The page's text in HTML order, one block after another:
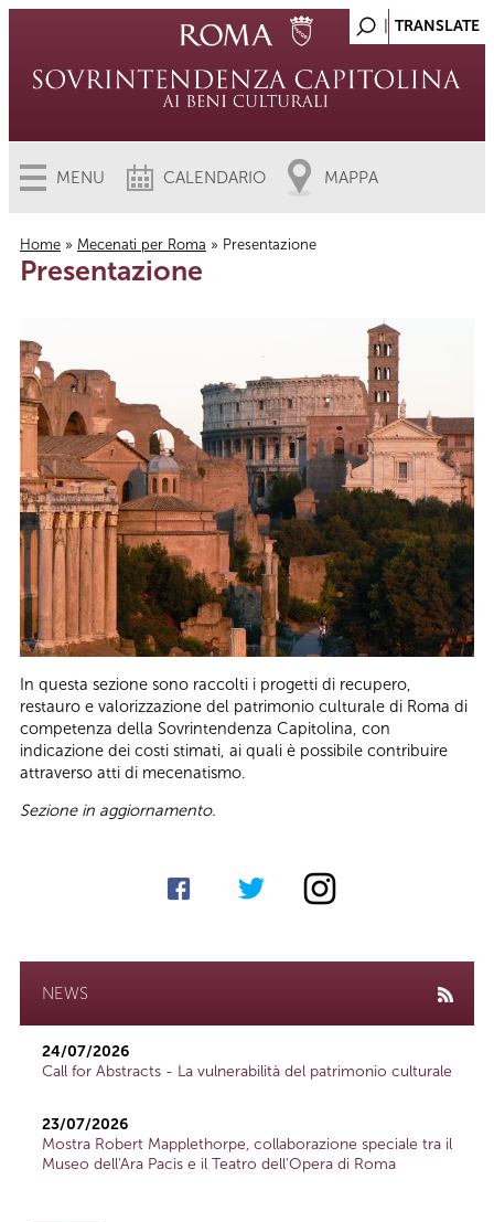
MENU CALENDARIO MAPPA
Tu sei qui
Home » Mecenati per Roma » Presentazione
Presentazione
In questa sezione sono raccolti i progetti di recupero,
restauro e valorizzazione del patrimonio culturale di Roma di
competenza della Sovrintendenza Capitolina, con
indicazione dei costi stimati, ai quali è possibile contribuire
attraverso atti di mecenatismo.
Sezione in aggiornamento.
NEWS
24/07/2026
Call for Abstracts - La vulnerabilità del patrimonio culturale
23/07/2026
Mostra Robert Mapplethorpe, collaborazione speciale tra il
Museo dell'Ara Pacis e il Teatro dell'Opera di Roma